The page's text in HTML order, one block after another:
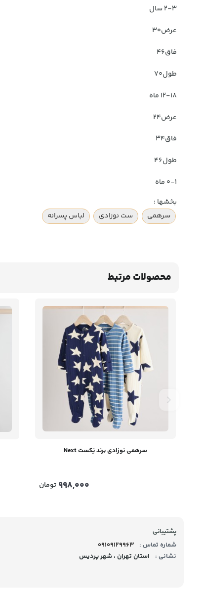
۲-۳ سال
عرض۳۰
فاق۴۶
طول۷۰
۱۲-۱۸ ماه
عرض۲۴
فاق۳۴
طول۴۶
۰-۱ ماه
بخشها :
سرهمی
ست نوزادی لباس پسرانه
محصولات مرتبط
سرهمی نوزادی برند نِکست Next
998,000 تومان
پشتیبانی
شماره تماس :
09109129963
نشانی :
استان تهران ، شهر پردیس